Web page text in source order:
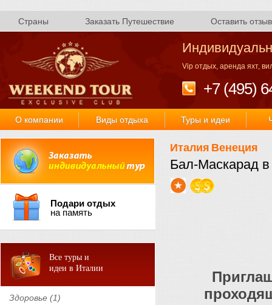
Страны Заказать Путешествие Оставить отзыв
Vip отдых, аренда яхт,
+7 (495)
О компании Виды отдыха Туры и идеи
Подари отдых
на память
Все туры и
идеи в Италии
Здоровье (1)
Италия Венеция
Бал-Маскарад